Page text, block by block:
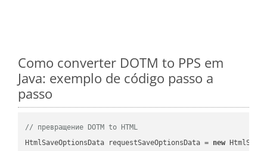
Como converter DOTM to PPS em
Java: exemplo de código passo a
passo
// превращение DOTM to HTML
HtmlSaveOptionsData requestSaveOptionsData = new